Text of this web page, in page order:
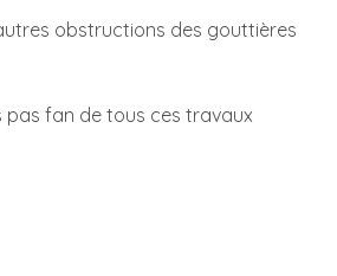
obstructions des gouttières
pas fan de tous ces travaux